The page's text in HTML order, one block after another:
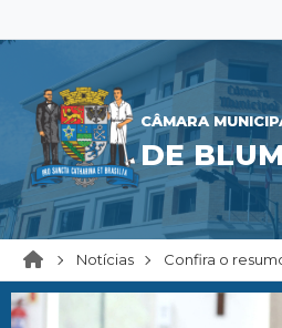
CÂMARA
DE
Notícias Confira o